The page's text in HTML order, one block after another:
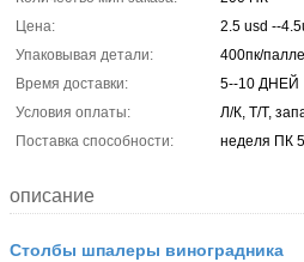
Цена:
2.5 usd --
Упаковывая детали:
400пк/
Время доставки:
5--10 ДНЕЙ
Условия оплаты:
Л/К, Т/Т,
Поставка способности:
неделя ПК
описание
Столбы шпалеры виноградника